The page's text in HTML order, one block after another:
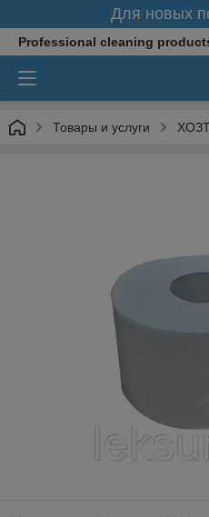
Для новых
Professional cleaning
Товары и услуги